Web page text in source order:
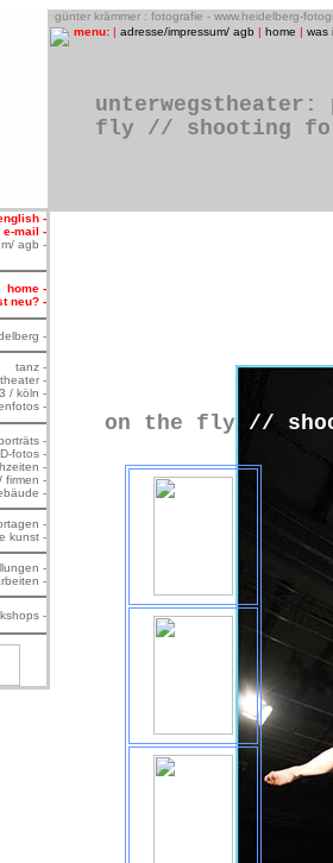
günter krämmer : fotografie - www.heidelberg-
menu: | adresse/impressum/ agb | home | was
fly // shooting
on the fly //
-
e-mail -
agb -
home -
neu? -
-
tanz -
-
/ köln -
-
-
fotos -
-
firmen -
-
-
kunst -
-
-
-